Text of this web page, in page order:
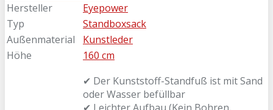
Hersteller
Eyepower
Typ
Standboxsack
Außenmaterial
Kunstleder
Höhe
160 cm
✔ Der Kunststoff-Standfuß ist mit Sand
oder Wasser befüllbar